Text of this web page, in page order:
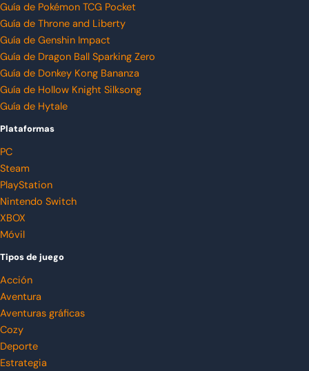
Guía de Pokémon TCG Pocket
Guía de Throne and Liberty
Guía de Genshin Impact
Guía de Dragon Ball Sparking Zero
Guía de Donkey Kong Bananza
Guía de Hollow Knight Silksong
Guía de Hytale
Plataformas
PC
Steam
PlayStation
Nintendo Switch
XBOX
Móvil
Tipos de juego
Acción
Aventura
Aventuras gráficas
Cozy
Deporte
Estrategia